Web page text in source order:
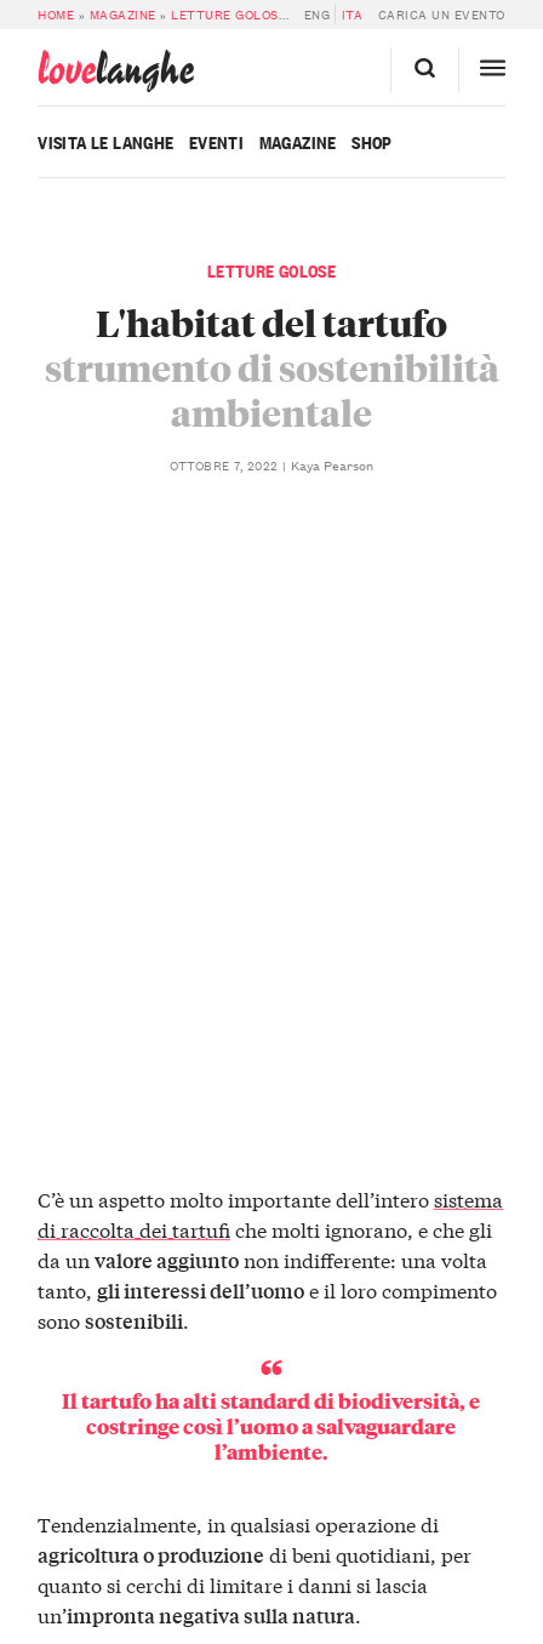
HOME » MAGAZINE »LETTURE GOLOSE » L’HABITAT DEL TARTUFO,
ENG ITA CARICA UN EVENTO
lovelanghe
VISITA LE LANGHE EVENTI MAGAZINE SHOP
LETTURE GOLOSE
L'habitat del tartufo
strumento di sostenibilità
ambientale
OTTOBRE 7, 2022 Kaya Pearson
C’è un aspetto molto importante dell’interosistema
di raccolta dei tartufi che molti ignorano, e che gli
da unvalore aggiuntonon indifferente: una volta
tanto,gli interessi dell’uomoe il loro compimento
sonosostenibili.
Il tartufo ha alti standard di biodiversità, e
costringe così l’uomo a salvaguardare
l’ambiente.
Tendenzialmente, in qualsiasi operazione di
agricoltura o produzione di beni quotidiani, per
quanto si cerchi di limitare i danni si lascia
un’impronta negativa sulla natura.